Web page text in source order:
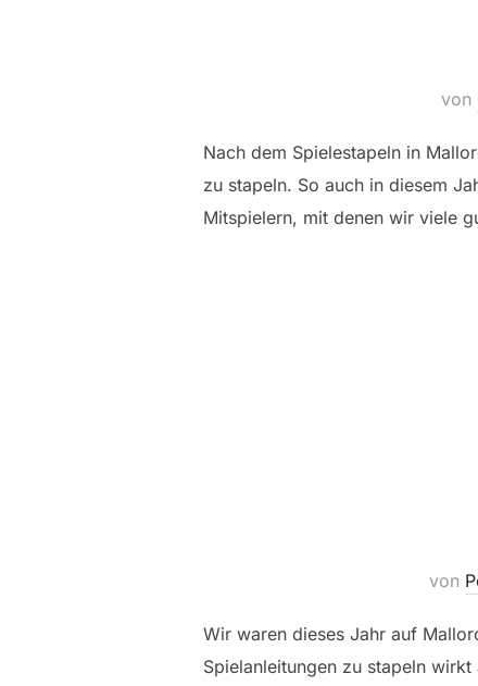
von
Nach dem Spielestapeln in
zu stapeln. So auch in diesem
Mitspielern, mit denen wir viele
von
Wir waren dieses Jahr auf
Spielanleitungen zu stapeln